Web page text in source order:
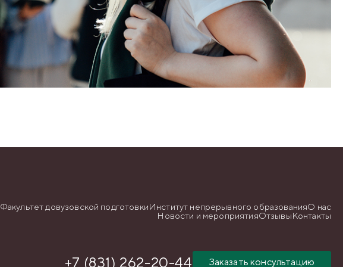
Факультет довузовской подготовкиИнститут непрерывного образованияО нас
Новости и мероприятияОтзывыКонтакты
+7 (831) 262-20-44 Заказать консультацию